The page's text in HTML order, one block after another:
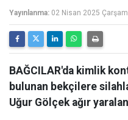
Yayınlanma: 02 Nisan 2025
BAĞCILAR'da kimlik
bulunan bekçilere
Uğur Gölçek ağır